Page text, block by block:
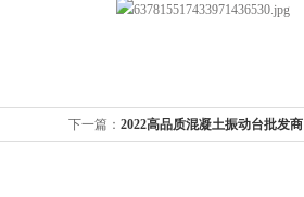
下一篇： 2022高品质混凝土振动台批发商